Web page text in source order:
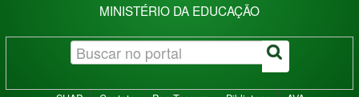
MINISTÉRIO DA EDUCAÇÃO